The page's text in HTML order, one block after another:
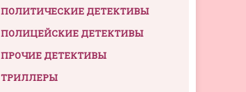
ПОЛИТИЧЕСКИЕ ДЕТЕКТИВЫ
ПОЛИЦЕЙСКИЕ ДЕТЕКТИВЫ
ПРОЧИЕ ДЕТЕКТИВЫ
ТРИЛЛЕРЫ